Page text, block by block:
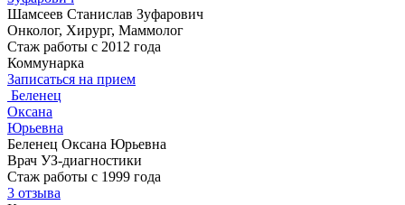
Шамсеев Станислав Зуфарович
Онколог, Хирург, Маммолог
Стаж работы с 2012 года
Коммунарка
Записаться на прием
Беленец
Оксана
Юрьевна
Беленец Оксана Юрьевна
Врач УЗ-диагностики
Стаж работы с 1999 года
3 отзыва